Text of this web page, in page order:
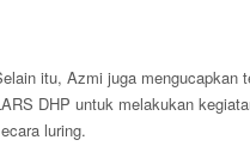
itu, Azmi juga mengucapkan
DHP untuk melakukan
luring.